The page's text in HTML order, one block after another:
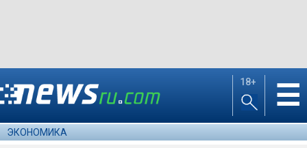
18+ ☰
ЭКОНОМИКА